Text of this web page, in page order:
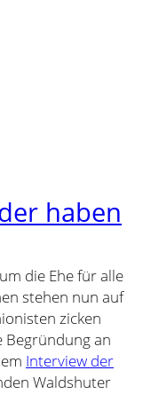
haben
die Ehe für alle
stehen nun auf
zicken
Begründung an
Interview der
Waldshuter